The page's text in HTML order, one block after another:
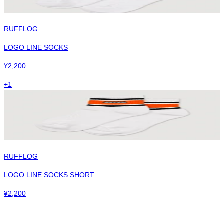
RUFFLOG
LOGO LINE SOCKS
¥2,200
+1
RUFFLOG
LOGO LINE SOCKS SHORT
¥2,200